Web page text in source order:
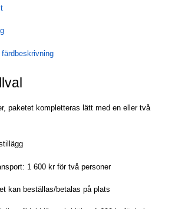
färdbeskrivning
paketet kompletteras lätt med en eller två
1 600 kr för två personer
kan beställas/betalas på plats